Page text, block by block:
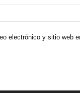
electrónico y sitio web